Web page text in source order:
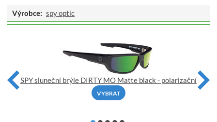
Výrobce: spy optic
SPY sluneční brýle DIRTY MO Matte black - polarizační
VYBRAT